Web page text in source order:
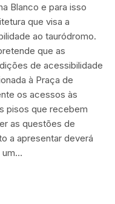
Blanco e para isso
que visa a
ao tauródromo.
que as
de acessibilidade
à Praça de
os acessos às
pisos que recebem
as questões de
a apresentar deverá
um…